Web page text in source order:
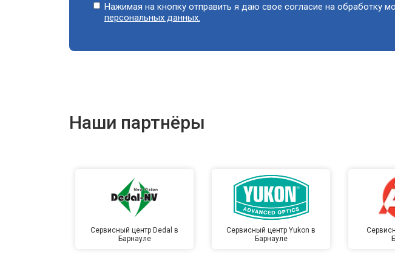
Нажимая на кнопку отправить я даю свое согласие на обработку
персональных данных.
Наши партнёры
Сервисный центр Dedal в
Барнауле
Сервисный центр Yukon в
Барнауле